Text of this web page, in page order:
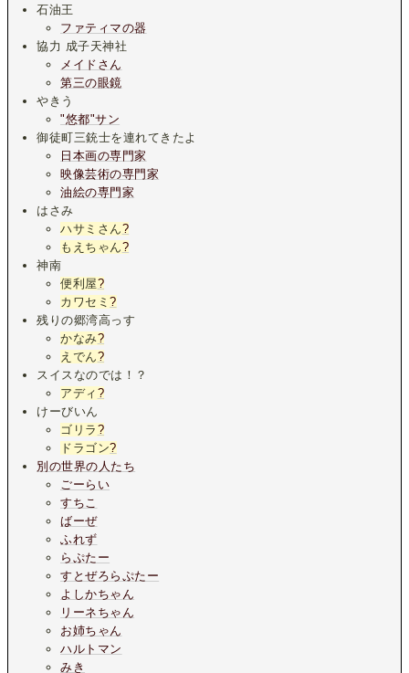
石油王
ファティマの器
協力 成子天神社
メイドさん
第三の眼鏡
やきう
"悠都"サン
御徒町三銃士を連れてきたよ
日本画の専門家
映像芸術の専門家
油絵の専門家
はさみ
ハサミさん?
もえちゃん?
神南
便利屋?
カワセミ?
残りの郷湾高っす
かなみ?
えでん?
スイスなのでは！？
アディ ?
けーびいん
ゴリラ ?
ドラゴン?
別の世界の人たち
ごーらい
すちこ
ばーぜ
ふれず
らぷたー
すとぜろらぷたー
よしかちゃん
リーネちゃん
お姉ちゃん
ハルトマン
みき